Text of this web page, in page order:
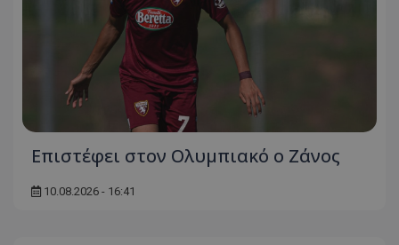
Επιστέφει στον Ολυμπιακό ο Ζάνος
10.08.2026 - 16:41